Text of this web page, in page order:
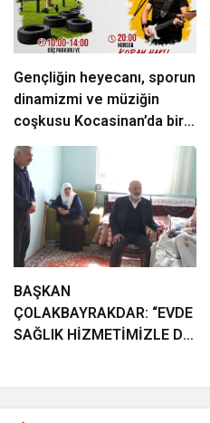
Gençliğin heyecanı, sporun
dinamizmi ve müziğin
coşkusu Kocasinan’da bir
araya geliyor!
BAŞKAN
ÇOLAKBAYRAKDAR: “EVDE
SAĞLIK HİZMETİMİZLE DE